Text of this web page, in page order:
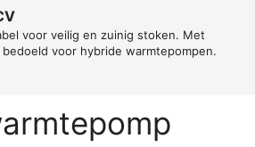
voor veilig en zuinig stoken. Met
bedoeld voor hybride warmtepompen.